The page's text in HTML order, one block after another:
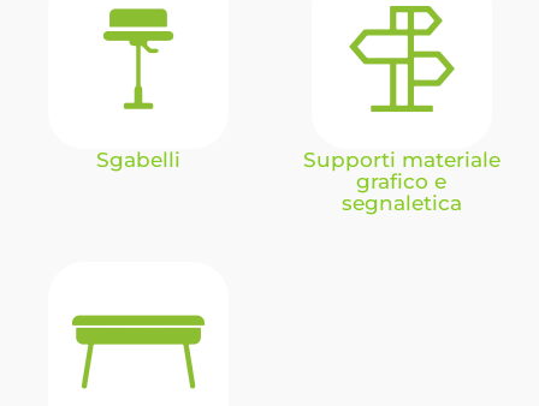
Sgabelli
Supporti materiale
grafico e
segnaletica